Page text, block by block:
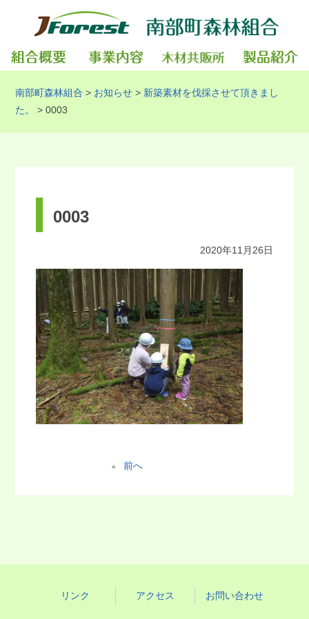
南部町森林組合 > お知らせ > 新築素材を伐採させて頂きまし
た。
>0003
0003
2020年11月26日
« 前へ
リンク アクセス お問い合わせ